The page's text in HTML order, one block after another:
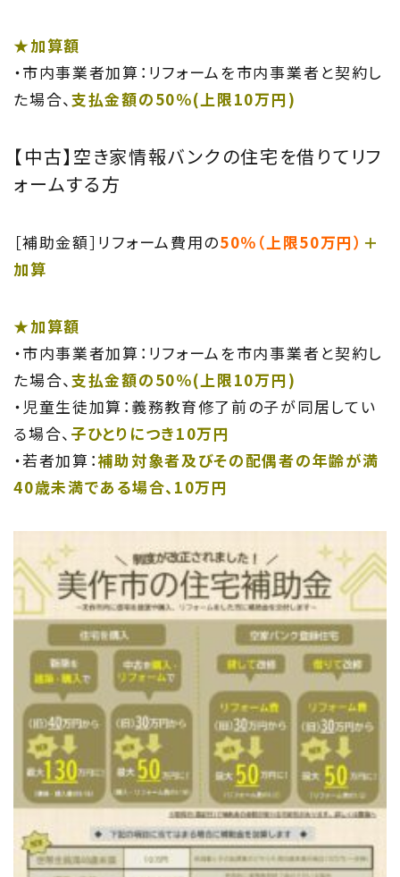
★加算額
・市内事業者加算：リフォームを市内事業者と契約し
た場合、支払金額の50％(上限10万円)
【中古】空き家情報バンクの住宅を借りてリフ
ォームする方
［補助金額］リフォーム費用の50％（上限50万円） ＋
加算
★加算額
・市内事業者加算：リフォームを市内事業者と契約し
た場合、支払金額の50％(上限10万円)
・児童生徒加算：義務教育修了前の子が同居してい
る場合、 子ひとりにつき10万円
・若者加算：補助対象者及びその配偶者の年齢が満
40歳未満である場合、10万円